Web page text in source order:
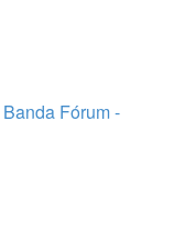
Banda Fórum -